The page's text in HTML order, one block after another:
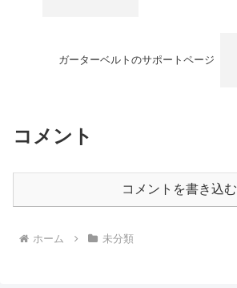
ガーターベルトのサポートページ
コメント
コメントを書き込む
ホーム 未分類